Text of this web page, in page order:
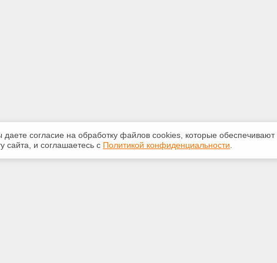
даете согласие на обработку файлов сооkiеs, которые обеспечивают
сайта, и соглашаетесь с Политикой конфиденциальности